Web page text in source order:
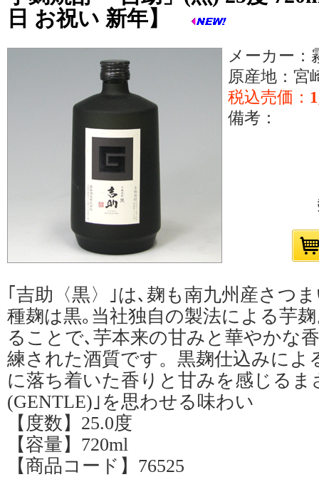
日 お祝い 新年】
メーカー：
原産地：宮
税込売価：
備考：
｢吉助〈黒〉｣は､麹も南九州産さつ
種麹は黒｡当社独自の製法による芋
ることで､芋本来の甘みと華やかな
練された酒質です。黒麹仕込みによ
に落ち着いた香りと甘みを感じるま
(GENTLE)｣を思わせる味わい
【度数】25.0度
【容量】720ml
【商品コード】76525